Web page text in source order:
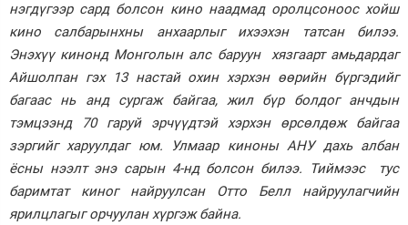
Энтертайнмэнт
Зурхай
нэгдүгээр сард болсон кино наадмад оролцсоноос хойш
кино салбарынхны анхаарлыг ихээхэн татсан билээ.
Энэхүү кинонд Монголын алс баруун хязгаарт амьдардаг
Айшолпан гэх 13 настай охин хэрхэн өөрийн бүргэдийг
багаас нь анд сургаж байгаа, жил бүр болдог анчдын
тэмцээнд 70 гаруй эрчүүдтэй хэрхэн өрсөлдөж байгаа
зэргийг харуулдаг юм. Улмаар киноны АНУ дахь албан
ёсны нээлт энэ сарын 4-нд болсон билээ. Тиймээс тус
баримтат киног найруулсан Отто Белл найруулагчийн
ярилцлагыг орчуулан хүргэж байна.